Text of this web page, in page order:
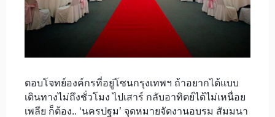
ตอบโจทย์องค์กรที่อยู่โซนกรุงเทพฯ ถ้าอยากได้แบบ
เดินทางไม่ถึงชั่วโมง ไปเสาร์ กลับอาทิตย์ได้ไม่เหนื่อย
เพลีย ก็ต้อง.. ‘นครปฐม’ จุดหมายจัดงานอบรม สัมมนา